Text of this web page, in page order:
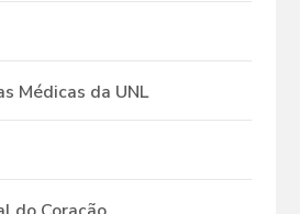
Médicas da UNL